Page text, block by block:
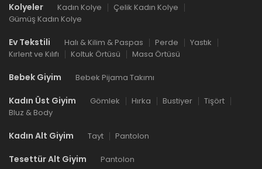
Kolyeler Kadın Kolye
Çelik Kadın Kolye
Gümüş Kadın Kolye
Ev Tekstili Halı & Kilim & Paspas Perde
Yastık
Kırlent ve Kılıfı
Koltuk Örtüsü Masa Örtüsü
Bebek Giyim Bebek Pijama Takımı
Kadın Üst Giyim Gömlek Hırka Bustiyer
Tişört
Bluz & Body
Kadın Alt Giyim Tayt Pantolon
Tesettür Alt Giyim Pantolon